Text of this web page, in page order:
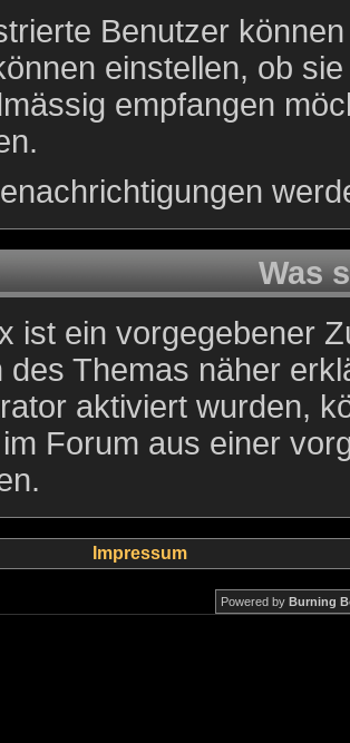
Benutzer
einstellen, ob
empfangen
Was
ist ein vorgegebener
des Themas näher
aktiviert wurden,
Forum aus einer
Impressum
Powered by Burning